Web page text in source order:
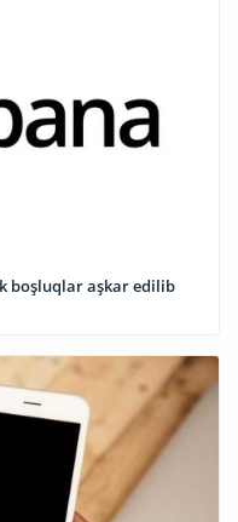
boşluqlar aşkar edilib